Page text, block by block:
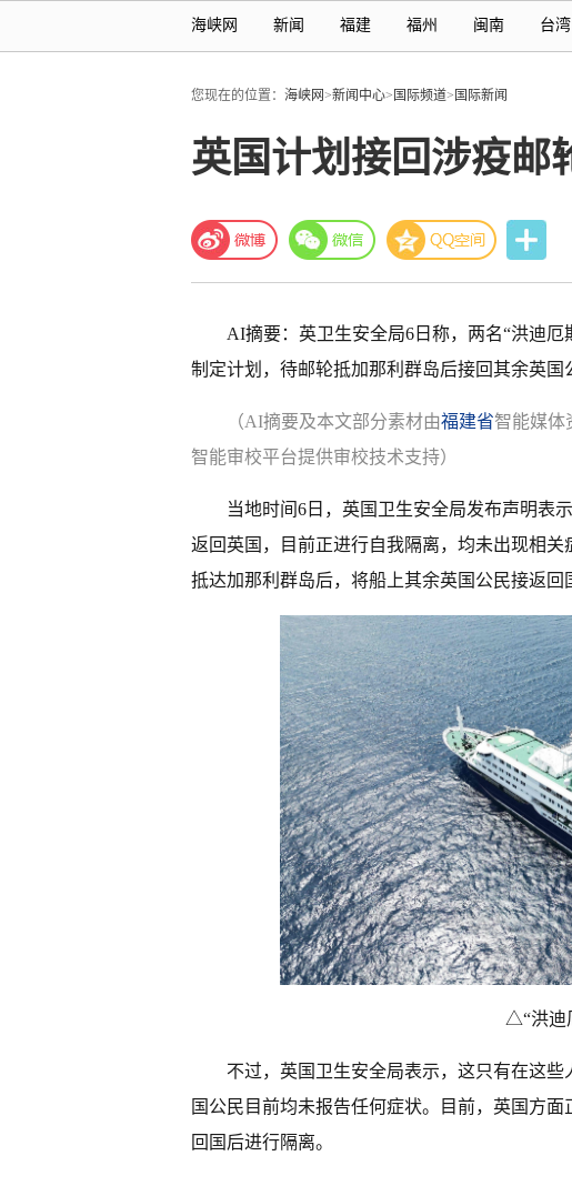
海峡网 新闻 福建 福州 闽南 台湾
您现在的位置： 海峡网>新闻中心> 国际频道> 国际新闻
英国计划接回涉疫邮
AI摘要：英卫生安全局6日称，两名“洪迪
制定计划，待邮轮抵加那利群岛后接回其余英国
（AI摘要及本文部分素材由福建省智能媒体
智能审校平台提供审校技术支持）
当地时间6日，英国卫生安全局发布声明表
返回英国，目前正进行自我隔离，均未出现相
抵达加那利群岛后，将船上其余英国公民接返回
△“洪迪
不过，英国卫生安全局表示，这只有在这
国公民目前均未报告任何症状。目前，英国方
回国后进行隔离。